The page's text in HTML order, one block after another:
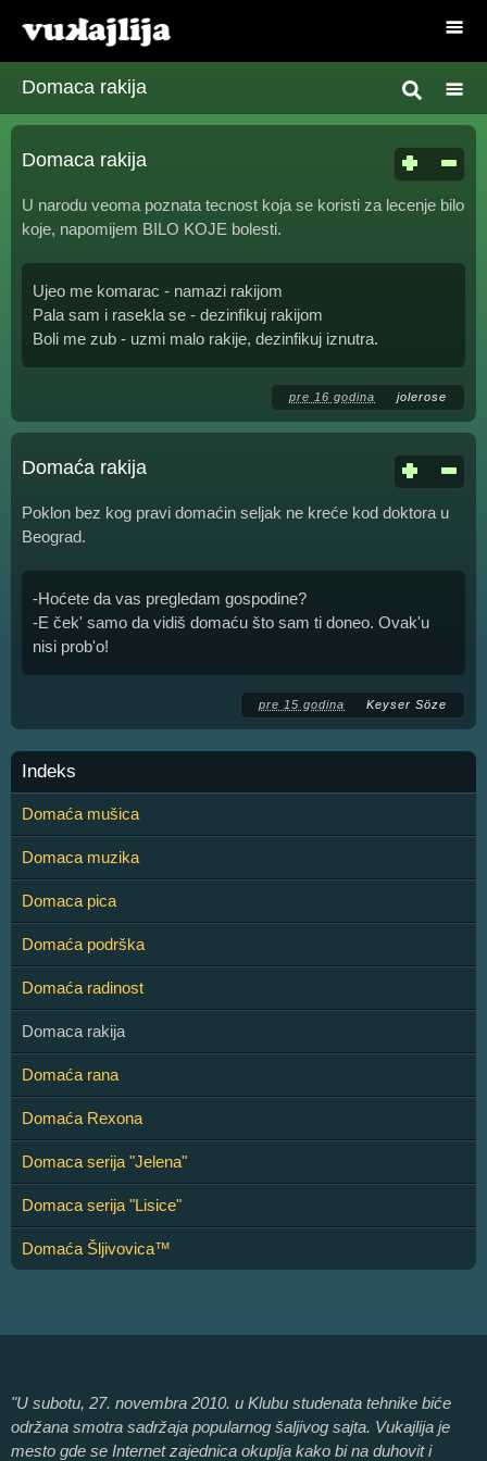
Domaca rakija
Domaca rakija
U narodu veoma poznata tecnost koja se koristi za lecenje bilo
koje, napomijem BILO KOJE bolesti.
Ujeo me komarac - namazi rakijom
Pala sam i rasekla se - dezinfikuj rakijom
Boli me zub - uzmi malo rakije, dezinfikuj iznutra.
pre 16 godina jolerose
Domaća rakija
Poklon bez kog pravi domaćin seljak ne kreće kod doktora u
Beograd.
-Hoćete da vas pregledam gospodine?
-E ček' samo da vidiš domaću što sam ti doneo. Ovak'u
nisi prob'o!
pre 15 godina Keyser Söze
Indeks
Domaća mušica
Domaca muzika
Domaca pica
Domaća podrška
Domaća radinost
Domaca rakija
Domaća rana
Domaća Rexona
Domaca serija "Jelena"
Domaca serija "Lisice"
Domaća Šljivovica™
"U subotu, 27. novembra 2010. u Klubu studenata tehnike biće
održana smotra sadržaja popularnog šaljivog sajta. Vukajlija je
mesto gde se Internet zajednica okuplja kako bi na duhovit i